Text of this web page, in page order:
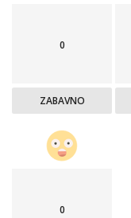
0
ZABAVNO
0